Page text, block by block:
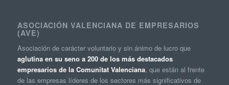
ASOCIACIÓN VALENCIANA DE EMPRESARIOS
(AVE)
Asociación de carácter voluntario y sin ánimo de lucro que
aglutina en su seno a 200 de los más destacados
empresarios de la Comunitat Valenciana, que están al frente
de las empresas líderes de los sectores más significativos de